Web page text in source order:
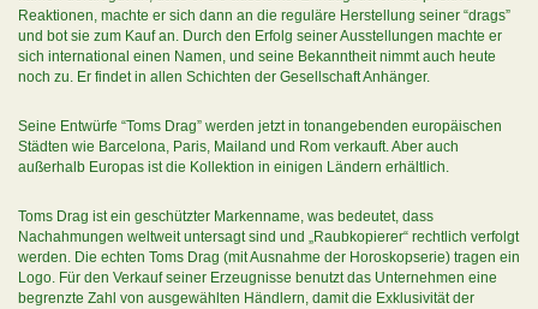
Reaktionen, machte er sich dann an die reguläre Herstellung seiner “drags”
und bot sie zum Kauf an. Durch den Erfolg seiner Ausstellungen machte er
sich international einen Namen, und seine Bekanntheit nimmt auch heute
noch zu. Er findet in allen Schichten der Gesellschaft Anhänger.
Seine Entwürfe “Toms Drag” werden jetzt in tonangebenden europäischen
Städten wie Barcelona, Paris, Mailand und Rom verkauft. Aber auch
außerhalb Europas ist die Kollektion in einigen Ländern erhältlich.
Toms Drag ist ein geschützter Markenname, was bedeutet, dass
Nachahmungen weltweit untersagt sind und „Raubkopierer“ rechtlich verfolgt
werden. Die echten Toms Drag (mit Ausnahme der Horoskopserie) tragen ein
Logo. Für den Verkauf seiner Erzeugnisse benutzt das Unternehmen eine
begrenzte Zahl von ausgewählten Händlern, damit die Exklusivität der